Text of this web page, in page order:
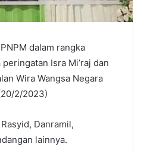
dalam rangka
Isra Mi’raj dan
Wira Wangsa Negara
2/2023)
Danramil,
lainnya.